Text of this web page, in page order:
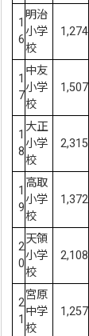
1
6
明治
小学
校
1,274
1
7
中友
小学
校
1,507
1
8
大正
小学
校
2,315
1
9
高取
小学
校
1,372
2
0
天領
小学
校
2,108
2
1
宮原
中学
校
1,257